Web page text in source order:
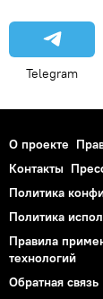
Telegram
О проекте
Контакты
Политика
Политика
Правила
технологий
Обратная связь